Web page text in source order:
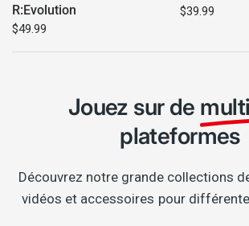
R:Evolution
$49.99
$39.99
Jouez sur de
plateformes
Découvrez notre grande collections
vidéos et accessoires pour